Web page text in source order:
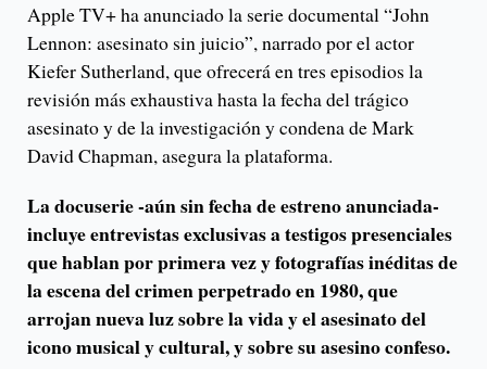
Apple TV+ ha anunciado la serie documental “John
Lennon: asesinato sin juicio”, narrado por el actor
Kiefer Sutherland, que ofrecerá en tres episodios la
revisión más exhaustiva hasta la fecha del trágico
asesinato y de la investigación y condena de Mark
David Chapman, asegura la plataforma.
La docuserie -aún sin fecha de estreno anunciada-
incluye entrevistas exclusivas a testigos presenciales
que hablan por primera vez y fotografías inéditas de
la escena del crimen perpetrado en 1980, que
arrojan nueva luz sobre la vida y el asesinato del
icono musical y cultural, y sobre su asesino confeso.